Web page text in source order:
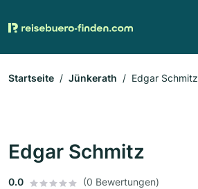
Startseite Jünkerath Edgar Schmitz
Edgar Schmitz
0.0 (0 Bewertungen)